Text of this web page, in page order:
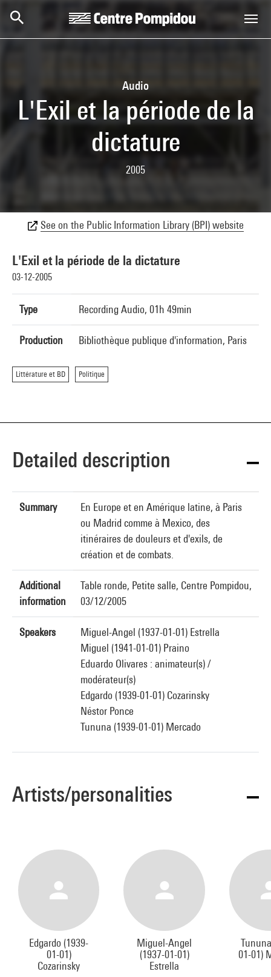
Audio
L'Exil et la période de la
dictature
2005
See on the Public Information Library (BPI) website
L'Exil et la période de la dictature
03-12-2005
Type Recording Audio, 01h 49min
Production Bibliothèque publique d'information, Paris
Littérature et BD Politique
Detailed description
Summary
En Europe et en Amérique latine, à Paris
ou Madrid comme à Mexico, des
itinéraires de douleurs et d'exils, de
création et de combats.
Additional
information
Table ronde, Petite salle, Centre Pompidou,
03/12/2005
Speakers
Miguel-Angel (1937-01-01) Estrella
Miguel (1941-01-01) Praino
Eduardo Olivares : animateur(s) /
modérateur(s)
Edgardo (1939-01-01) Cozarinsky
Néstor Ponce
Tununa (1939-01-01) Mercado
Artists/personalities
Edgardo (1939-
01-01)
Cozarinsky
Miguel-Angel
(1937-01-01)
Estrella
01-01)